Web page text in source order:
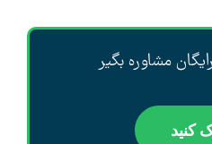
مشاوره بگیر
کنید